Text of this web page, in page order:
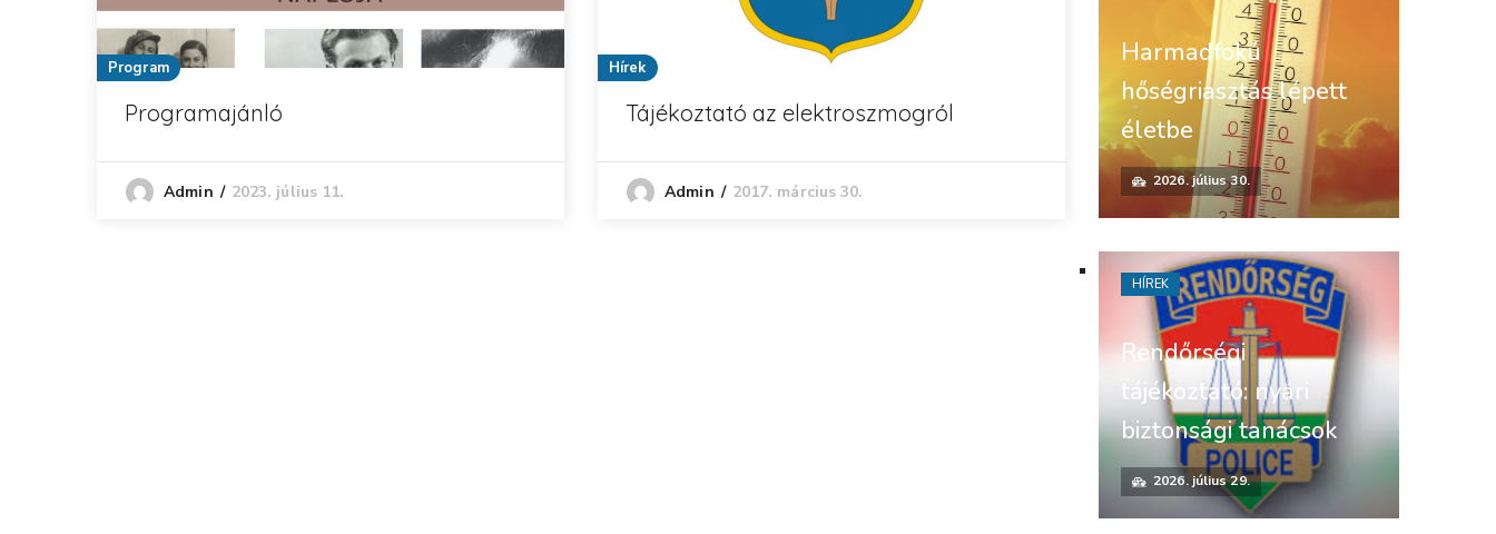
Program
Programajánló
Admin 2023. július 11.
Hírek
Tájékoztató az elektroszmogról
Admin 2017. március 30.
Harmadfokú
hőségriasztás lépett
életbe
2026. július 30.
Rendőrségi
tájékoztató: nyári
biztonsági tanácsok
2026. július 29.
HÍREK